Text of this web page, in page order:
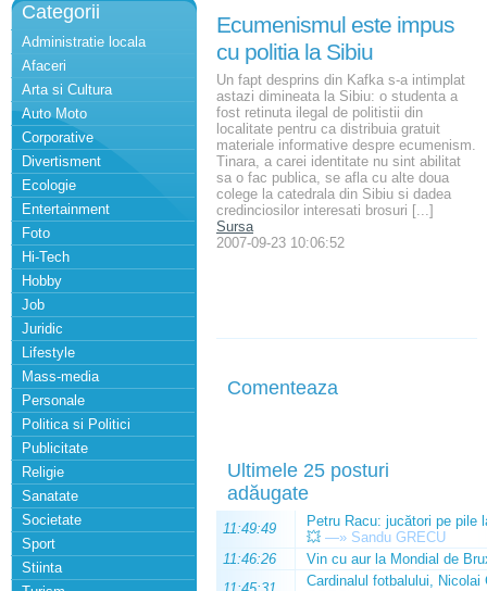
Categorii
Administratie locala
Afaceri
Arta si Cultura
Auto Moto
Corporative
Divertisment
Ecologie
Entertainment
Foto
Hi-Tech
Hobby
Job
Juridic
Lifestyle
Mass-media
Personale
Politica si Politici
Publicitate
Religie
Sanatate
Societate
Sport
Stiinta
Ecumenismul este impus
cu politia la Sibiu
Un fapt desprins din Kafka s-a intimplat
astazi dimineata la Sibiu: o studenta a
fost retinuta ilegal de politistii din
localitate pentru ca distribuia gratuit
materiale informative despre ecumenism.
Tinara, a carei identitate nu sint abilitat
sa o fac publica, se afla cu alte doua
colege la catedrala din Sibiu si dadea
credinciosilor interesati brosuri [...]
Sursa
2007-09-23 10:06:52
Comenteaza
Ultimele 25 posturi
adăugate
11:49:49
Petru Racu: jucători pe pile
💥 —» Sandu GRECU
11:46:26
Vin cu aur la Mondial de
Cardinalul fotbalului,